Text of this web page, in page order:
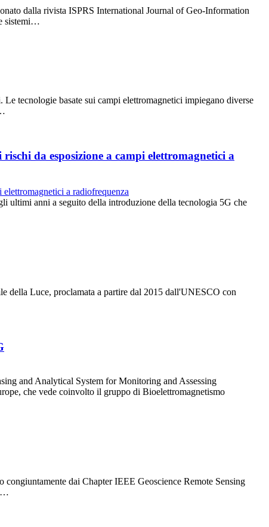
dalla rivista ISPRS International Journal of Geo-Information
sistemi…
tecnologie basate sui campi elettromagnetici impiegano diverse
da esposizione a campi elettromagnetici a
ultimi anni a seguito della introduzione della tecnologia 5G che
della Luce, proclamata a partire dal 2015 dall'UNESCO con
and Analytical System for Monitoring and Assessing
che vede coinvolto il gruppo di Bioelettromagnetismo
dai Chapter IEEE Geoscience Remote Sensing